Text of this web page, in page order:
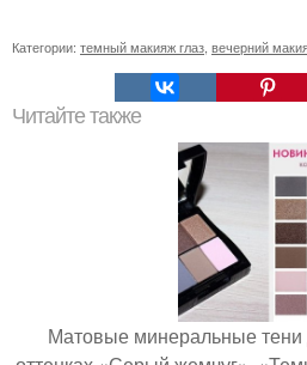
Категории: темный макияж глаз вечерний
Читайте также
Матовые минеральные тени